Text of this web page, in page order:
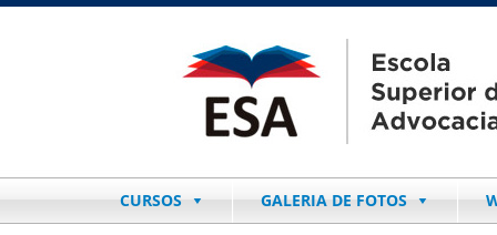
CURSOS GALERIA DE FOTOS